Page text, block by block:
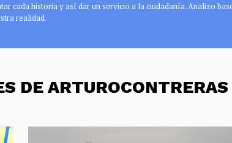
cada historia y así dar un servicio a la ciudadanía. Analizo
realidad.
DE ARTUROCONTRERAS